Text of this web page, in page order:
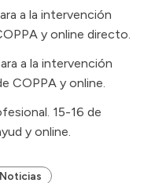
a la intervención
y online directo.
a la intervención
COPPA y online.
15-16 de
y online.
Noticias